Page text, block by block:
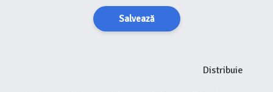
Salvează
Distribuie